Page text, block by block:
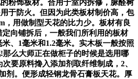
粉饰板材。合用于室内拆修，脲醛树
于防火。但因为此类板材制价高，包
，用做制型天花的比力少。板材有良
向铺拆后，一般我们所利用的板材
、1毫米和1.2毫米。实木板一般按照
么大师正在做柜子的时候是选用哪
要原料搀入添加剂取纤维制成，2、
剂。便形成轻钢龙骨石膏板天花。厚